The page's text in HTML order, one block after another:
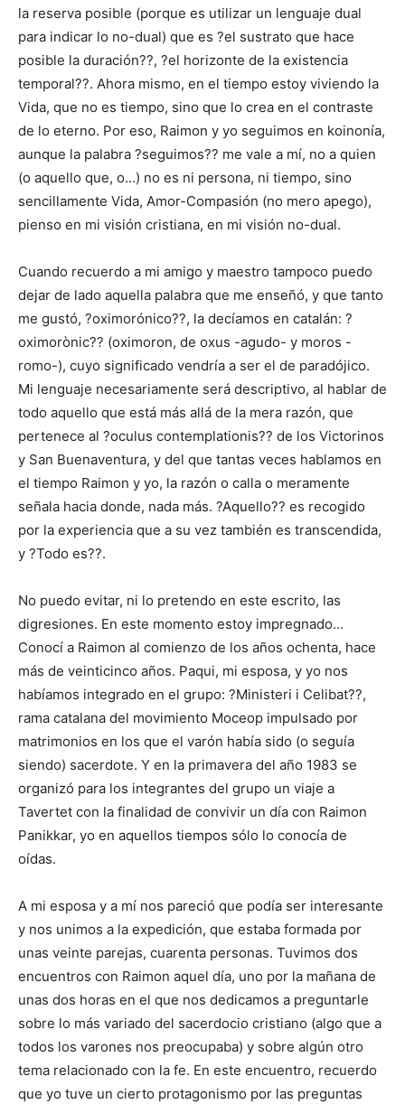
la reserva posible (porque es utilizar un lenguaje dual
para indicar lo no-dual) que es ?el sustrato que hace
posible la duración??, ?el horizonte de la existencia
temporal??. Ahora mismo, en el tiempo estoy viviendo la
Vida, que no es tiempo, sino que lo crea en el contraste
de lo eterno. Por eso, Raimon y yo seguimos en koinonía,
aunque la palabra ?seguimos?? me vale a mí, no a quien
(o aquello que, o…) no es ni persona, ni tiempo, sino
sencillamente Vida, Amor-Compasión (no mero apego),
pienso en mi visión cristiana, en mi visión no-dual.
Cuando recuerdo a mi amigo y maestro tampoco puedo
dejar de lado aquella palabra que me enseñó, y que tanto
me gustó, ?oximorónico??, la decíamos en catalán: ?
oximorònic?? (oximoron, de oxus -agudo- y moros -
romo-), cuyo significado vendría a ser el de paradójico.
Mi lenguaje necesariamente será descriptivo, al hablar de
todo aquello que está más allá de la mera razón, que
pertenece al ?oculus contemplationis?? de los Victorinos
y San Buenaventura, y del que tantas veces hablamos en
el tiempo Raimon y yo, la razón o calla o meramente
señala hacia donde, nada más. ?Aquello?? es recogido
por la experiencia que a su vez también es transcendida,
y ?Todo es??.
No puedo evitar, ni lo pretendo en este escrito, las
digresiones. En este momento estoy impregnado…
Conocí a Raimon al comienzo de los años ochenta, hace
más de veinticinco años. Paqui, mi esposa, y yo nos
habíamos integrado en el grupo: ?Ministeri i Celibat??,
rama catalana del movimiento Moceop impulsado por
matrimonios en los que el varón había sido (o seguía
siendo) sacerdote. Y en la primavera del año 1983 se
organizó para los integrantes del grupo un viaje a
Tavertet con la finalidad de convivir un día con Raimon
Panikkar, yo en aquellos tiempos sólo lo conocía de
oídas.
A mi esposa y a mí nos pareció que podía ser interesante
y nos unimos a la expedición, que estaba formada por
unas veinte parejas, cuarenta personas. Tuvimos dos
encuentros con Raimon aquel día, uno por la mañana de
unas dos horas en el que nos dedicamos a preguntarle
sobre lo más variado del sacerdocio cristiano (algo que a
todos los varones nos preocupaba) y sobre algún otro
tema relacionado con la fe. En este encuentro, recuerdo
que yo tuve un cierto protagonismo por las preguntas